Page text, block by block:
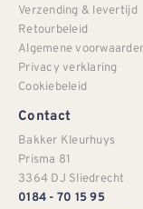
Verzending & levertijd
Retourbeleid
Algemene
Privacy verklaring
Cookiebeleid
Contact
Bakker Kleurhuys
Prisma 81
3364 DJ Sliedrecht
0184 - 70 15 95